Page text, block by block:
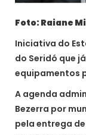
Foto: Raiane
Iniciativa do
do Seridó que
equipamentos
A agenda
Bezerra por
pela entrega